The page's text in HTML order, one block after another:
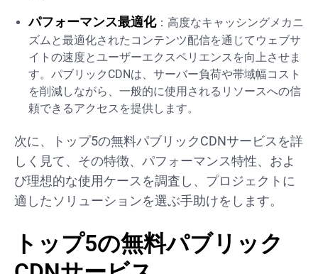
パフォーマンス最適化：高度なキャッシングメカニ
ズムと最適化されたコンテンツ配信を通じてウェブサ
イトの速度とユーザーエクスペリエンスを向上させま
す。パブリックCDNは、サーバー負荷や帯域幅コスト
を削減しながら、一般的に使用されるリソースへの信
頼できるアクセスを提供します。
次に、トップ5の無料パブリックCDNサービスを詳
しく見て、その特徴、パフォーマンス特性、およ
び理想的な使用ケースを調査し、プロジェクトに
適したソリューションを選ぶ手助けをします。
トップ5の無料パブリック